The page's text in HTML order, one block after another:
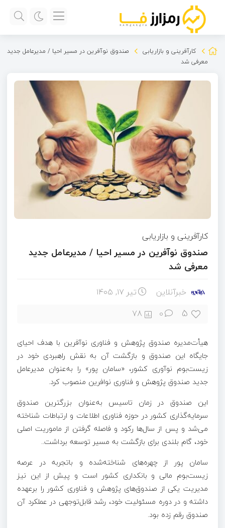
کارآفرینی و بازاریابی
صندوق نوآفرین در مسیر احیا / مدیرعامل جدید
معرفی شد
کارآفرینی و بازاریابی
صندوق نوآفرین در مسیر احیا / مدیرعامل جدید
معرفی شد
خبرآنلاین تیر ۱۷, ۱۴۰۵
5
0
78
هیأت‌مدیره صندوق پژوهش و فناوری نوآفرین با هدف احیای
جایگاه این صندوق و بازگشت آن به نقش راهبردی خود در
زیست‌بوم نوآوری کشور، «سامان پور» را به‌عنوان مدیرعامل
جدید صندوق پژوهش و فناوری نوافرین منصوب کرد.
این صندوق در زمان تاسیس به‌عنوان بزرگترین صندوق
سرمایه‌گذاری کشور در حوزه فناوری اطلاعات و ارتباطات شناخته
می‌شد و پس از سال‌ها رکود و فاصله گرفتن از ماموریت اصلی
خود، گام بلندی برای بازگشت به مسیر توسعه برداشت..
سامان پور از چهره‌های شناخته‌شده و باتجربه در عرصه
زیست‌بوم مالی و بانکداری کشور است و پیش از این نیز
مدیریت یکی از صندوق‌های پژوهش و فناوری کشور را برعهده
داشته و در دوره مسئولیت خود، رشد قابل‌توجهی در عملکرد آن
صندوق رقم زده بود.